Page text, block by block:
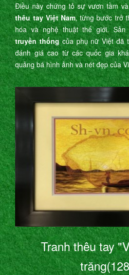
Điều này chứng tỏ sự vươn tầm
thêu tay Việt Nam, từng bước trở
hóa và nghệ thuật thế giới.
truyền thốngcủa phụ nữ Việt đã
đánh giá cao từ các quốc gia
quảng bá hình ảnh và nét đẹp của
Tranh thêu tay